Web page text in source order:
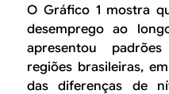
O Gráfico 1 mostra
desemprego ao
apresentou
regiões brasileiras,
das diferenças de